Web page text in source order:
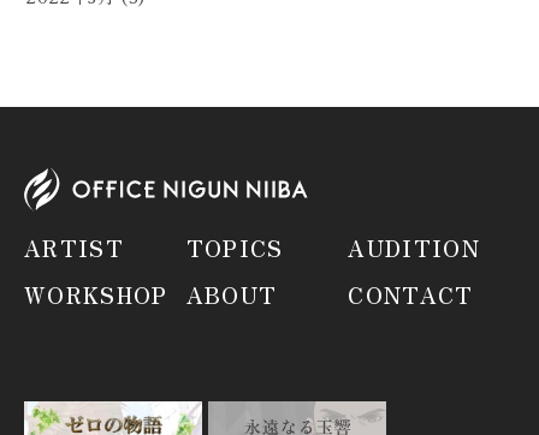
ARTIST TOPICS
AUDITION
WORKSHOP
ABOUT CONTACT